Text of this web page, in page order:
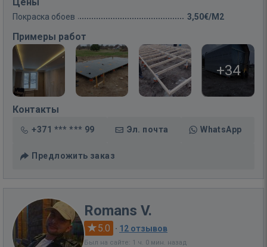
Покраска обоев 3,50€/M2
Примеры работ
+34
Контакты
+371 *** *** 99 Эл. почта WhatsApp
Предложить заказ
Romans V.
5.0 · 12 отзывов
Был на сайте: 1 ч. 0 мин. назад